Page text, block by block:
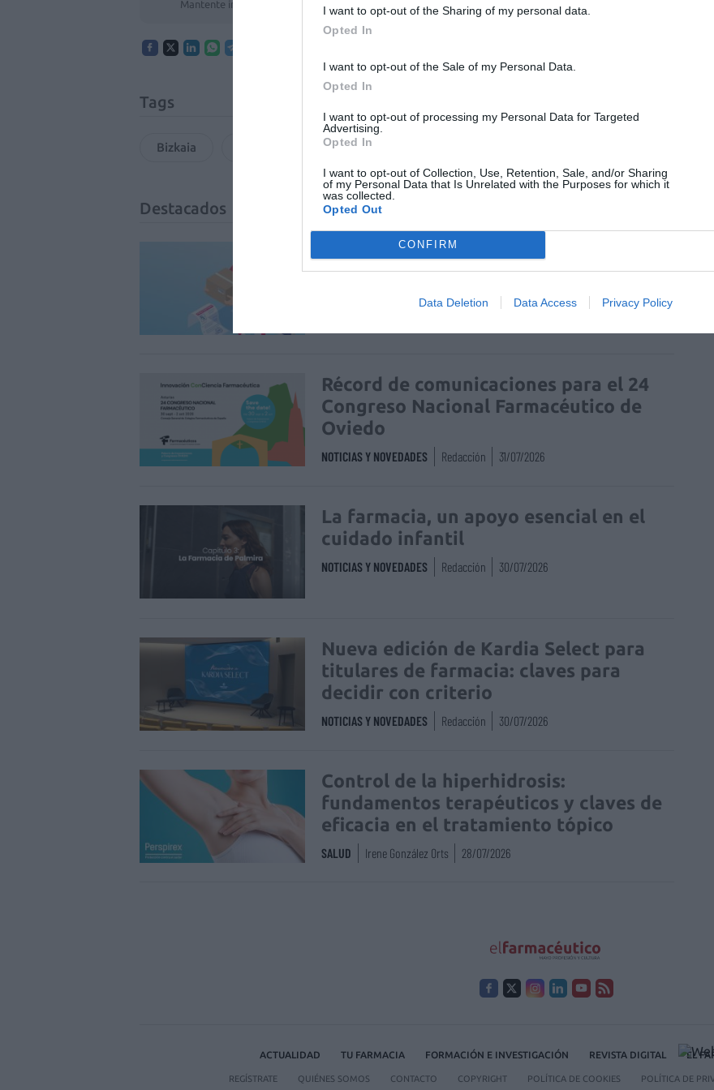
I want to opt-out of the Sharing of my personal data.
Opted In
I want to opt-out of the Sale of my Personal Data.
Opted In
I want to opt-out of processing my Personal Data for Targeted
Advertising.
Opted In
I want to opt-out of Collection, Use, Retention, Sale, and/or Sharing
of my Personal Data that Is Unrelated with the Purposes for which it
was collected.
Opted Out
CONFIRM
Data Deletion Data Access Privacy Policy
Mantente informado con las últimas noticias de actualidad.
Tags
Bizkaia aplicación móvil
Destacados
La venta online de medicamentos de
uso humano: seguridad y trazabilidad
Isabel Marín Moral 28/07/2026
Récord de comunicaciones para el 24
Congreso Nacional Farmacéutico de
Oviedo
NOTICIAS Y NOVEDADES Redacción 31/07/2026
La farmacia, un apoyo esencial en el
cuidado infantil
NOTICIAS Y NOVEDADES Redacción 30/07/2026
Nueva edición de Kardia Select para
titulares de farmacia: claves para
decidir con criterio
NOTICIAS Y NOVEDADES Redacción 30/07/2026
Control de la hiperhidrosis:
fundamentos terapéuticos y claves de
eficacia en el tratamiento tópico
SALUD Irene González Orts 28/07/2026
ACTUALIDAD TU FARMACIA FORMACIÓN E INVESTIGACIÓN REVISTA DIGITAL EL
REGÍSTRATE QUIÉNES SOMOS CONTACTO COPYRIGHT POLÍTICA DE COOKIES POLÍTICA DE